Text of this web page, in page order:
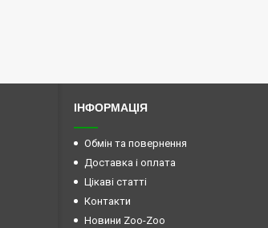
ІНФОРМАЦІЯ
Обмін та повернення
Доставка і оплата
Цікаві статті
Контакти
Новини Zoo-Zoo